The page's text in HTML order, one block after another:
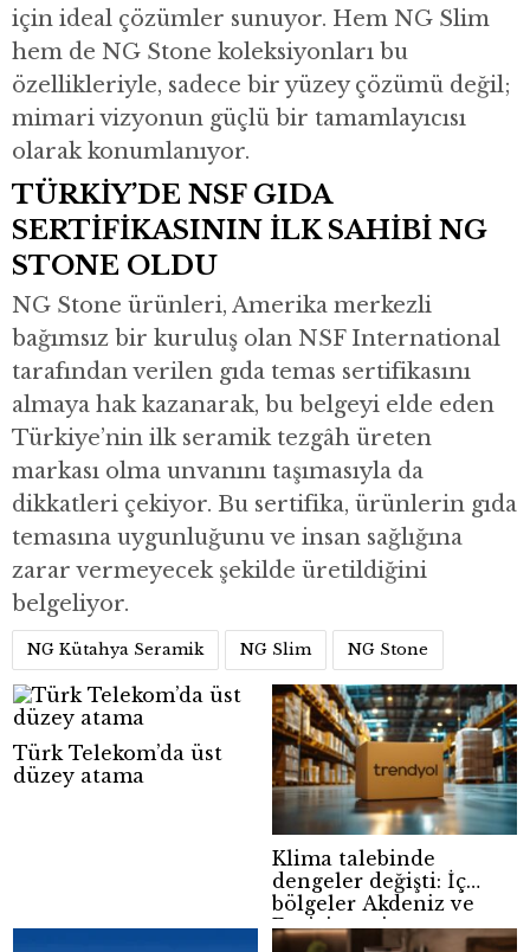
için ideal çözümler sunuyor. Hem NG Slim
hem de NG Stone koleksiyonları bu
özellikleriyle, sadece bir yüzey çözümü değil;
mimari vizyonun güçlü bir tamamlayıcısı
olarak konumlanıyor.
TÜRKİY’DE NSF GIDA
SERTİFİKASININ İLK SAHİBİ NG
STONE OLDU
NG Stone ürünleri, Amerika merkezli
bağımsız bir kuruluş olan NSF International
tarafından verilen gıda temas sertifikasını
almaya hak kazanarak, bu belgeyi elde eden
Türkiye’nin ilk seramik tezgâh üreten
markası olma unvanını taşımasıyla da
dikkatleri çekiyor. Bu sertifika, ürünlerin gıda
temasına uygunluğunu ve insan sağlığına
zarar vermeyecek şekilde üretildiğini
belgeliyor.
NG Kütahya Seramik NG Slim NG Stone
Türk Telekom’da üst
düzey atama
Klima talebinde
dengeler değişti: İç
bölgeler Akdeniz ve
Ege’yi geçti